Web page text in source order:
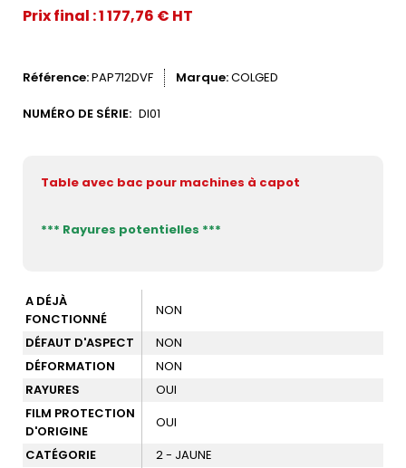
Prix final : 1 177,76 € HT
Référence PAP712DVF Marque COLGED
NUMÉRO DE SÉRIE: DI01
Table avec bac pour machines à capot
*** Rayures potentielles ***
A DÉJÀ
FONCTIONNÉ
NON
DÉFAUT D'ASPECT
NON
DÉFORMATION
NON
RAYURES
OUI
FILM PROTECTION
D'ORIGINE
OUI
CATÉGORIE
2 - JAUNE